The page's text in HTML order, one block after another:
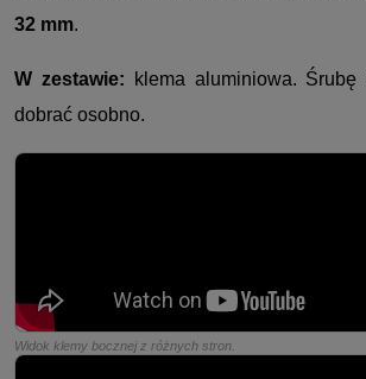
32 mm.
W zestawie: klema aluminiowa.
dobrać osobno.
Widok klemy bocznej z różnych stron.